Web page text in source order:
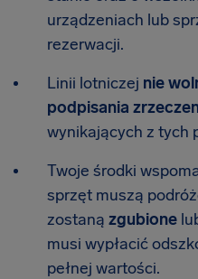
urządzeniach lub
rezerwacji.
Linii lotniczej nie
podpisania
wynikających z tych
Twoje środki
sprzęt muszą
zostaną zgubione
musi wypłacić
pełnej wartości.